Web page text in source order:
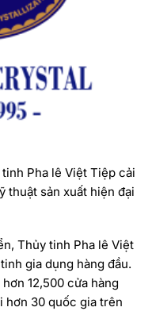
Pha lê Việt Tiệp cải
thuật sản xuất hiện đại
Thủy tinh Pha lê Việt
gia dụng hàng đầu.
12,500 cửa hàng
hơn 30 quốc gia trên